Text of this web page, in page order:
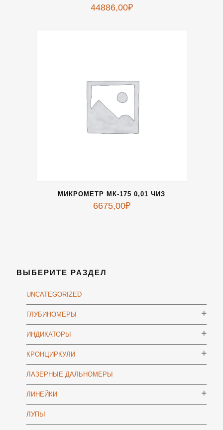
44886,00₽
МИКРОМЕТР МК-175 0,01 ЧИЗ
6675,00₽
ВЫБЕРИТЕ РАЗДЕЛ
UNCATEGORIZED
ГЛУБИНОМЕРЫ
ИНДИКАТОРЫ
КРОНЦИРКУЛИ
ЛАЗЕРНЫЕ ДАЛЬНОМЕРЫ
ЛИНЕЙКИ
ЛУПЫ